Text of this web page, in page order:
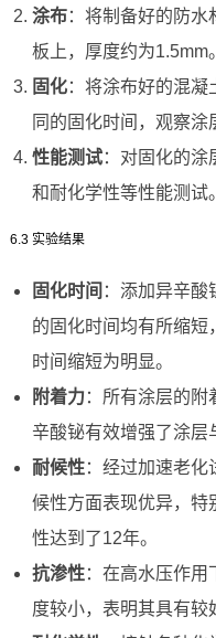
涂布：将制备好的防水
板上，厚度约为1.5mm。
固化：将涂布好的混凝
同的固化时间，观察涂
性能测试：对固化的涂
和耐化学性等性能测试。
6.3 实验结果
固化时间 ：添加异辛酸
的固化时间均有所缩短
时间缩短为明显。
附着力：所有涂层的附
辛酸铋有效增强了涂层
耐候性：经过加速老化
候性方面表现优异，特
性达到了12年。
抗渗性：在高水压作用
度较小，表明其具有较